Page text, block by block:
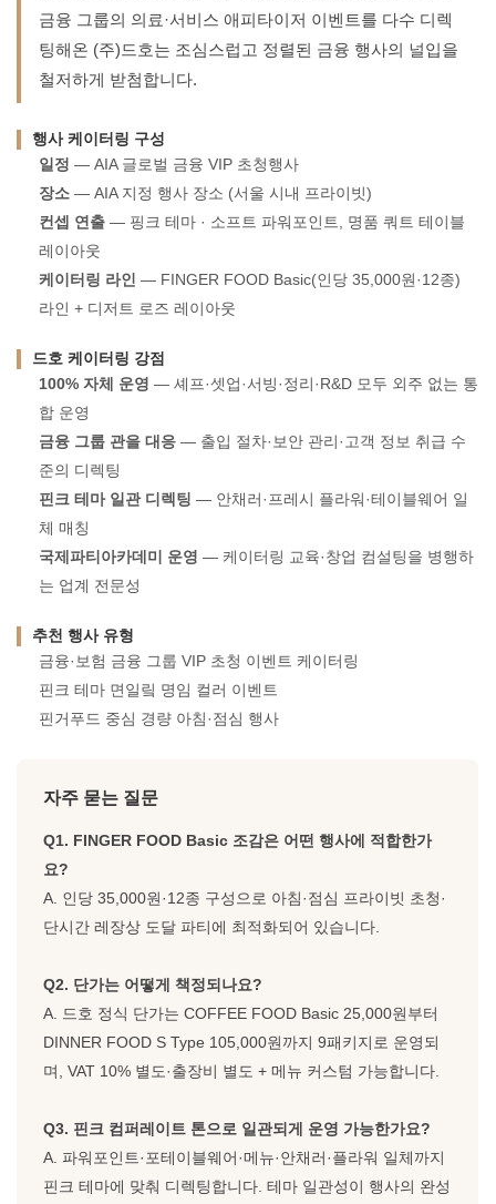
금융 그룹의 의료·서비스 애피타이저 이벤트를 다수 디렉
팅해온 (주)드호는 조심스럽고 정렬된 금융 행사의 널입을
철저하게 받첨합니다.
행사 케이터링 구성
일정 — AIA 글로벌 금융 VIP 초청행사
장소 — AIA 지정 행사 장소 (서울 시내 프라이빗)
컨셉 연출 — 핑크 테마 · 소프트 파워포인트, 명품 쿼트 테이블
레이아웃
케이터링 라인 — FINGER FOOD Basic(인당 35,000원·12종)
라인 + 디저트 로즈 레이아웃
드호 케이터링 강점
100% 자체 운영 — 셰프·셋업·서빙·정리·R&D 모두 외주 없는 통
합 운영
금융 그룹 관을 대응 — 출입 절차·보안 관리·고객 정보 취급 수
준의 디렉팅
핀크 테마 일관 디렉팅 — 안채러·프레시 플라워·테이블웨어 일
체 매칭
국제파티아카데미 운영 — 케이터링 교육·창업 컴설팅을 병행하
는 업계 전문성
추천 행사 유형
금융·보험 금융 그룹 VIP 초청 이벤트 케이터링
핀크 테마 면일맄 명임 컬러 이벤트
핀거푸드 중심 경량 아침·점심 행사
자주 묻는 질문
Q1. FINGER FOOD Basic 조감은 어떤 행사에 적합한가
요?
A. 인당 35,000원·12종 구성으로 아침·점심 프라이빗 초청·
단시간 레장상 도달 파티에 최적화되어 있습니다.
Q2. 단가는 어떻게 책정되나요?
A. 드호 정식 단가는 COFFEE FOOD Basic 25,000원부터
DINNER FOOD S Type 105,000원까지 9패키지로 운영되
며, VAT 10% 별도·출장비 별도 + 메뉴 커스텀 가능합니다.
Q3. 핀크 컴퍼레이트 톤으로 일관되게 운영 가능한가요?
A. 파워포인트·포테이블웨어·메뉴·안채러·플라워 일체까지
핀크 테마에 맞춰 디렉팅합니다. 테마 일관성이 행사의 완성